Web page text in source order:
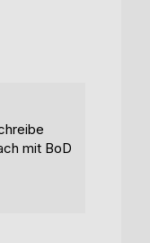
mit BoD